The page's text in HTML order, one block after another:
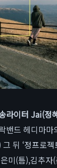
라이터 Jai(정
밴드 헤디마
그 뒤 ‘정프로
미(틈),김추자